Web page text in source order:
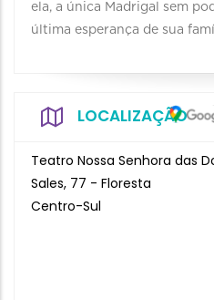
ela, a única Madrigal sem
última esperança de sua
LOCALIZAÇÃO
Teatro Nossa Senhora das
Sales, 77 - Floresta
Centro-Sul